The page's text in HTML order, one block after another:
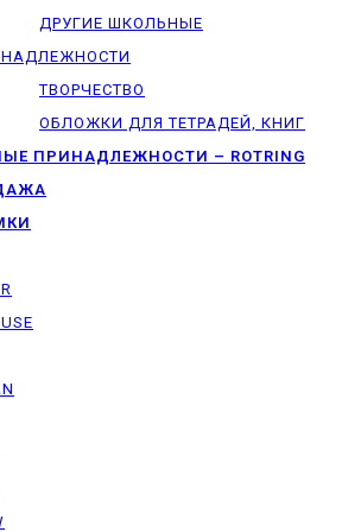
ДРУГИЕ ШКОЛЬНЫЕ
ТВОРЧЕСТВО
ОБЛОЖКИ ДЛЯ ТЕТРАДЕЙ, КНИГ
ПРИНАДЛЕЖНОСТИ – ROTRING